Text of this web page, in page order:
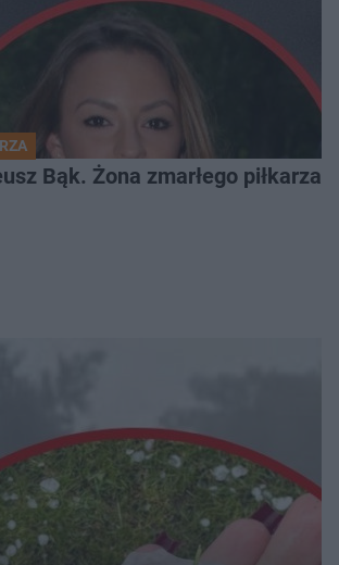
Bąk. Żona zmarłego piłkarza